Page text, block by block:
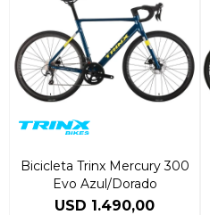
Bicicleta Trinx Mercury 300
Evo Azul/Dorado
USD 1.490,00